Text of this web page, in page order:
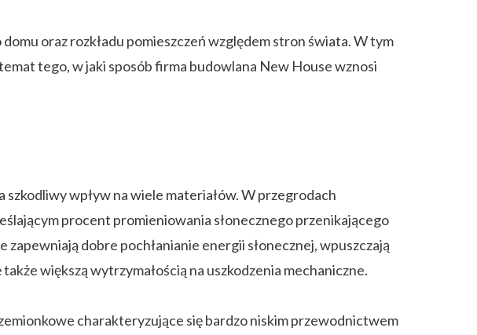
oraz rozkładu pomieszczeń względem stron świata. W tym
tego, w jaki sposób firma budowlana New House wznosi
wpływ na wiele materiałów. W przegrodach
procent promieniowania słonecznego przenikającego
dobre pochłanianie energii słonecznej, wpuszczają
większą wytrzymałością na uszkodzenia mechaniczne.
charakteryzujące się bardzo niskim przewodnictwem